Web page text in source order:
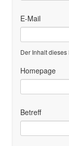
E-Mail
Der Inhalt
Homepage
Betreff